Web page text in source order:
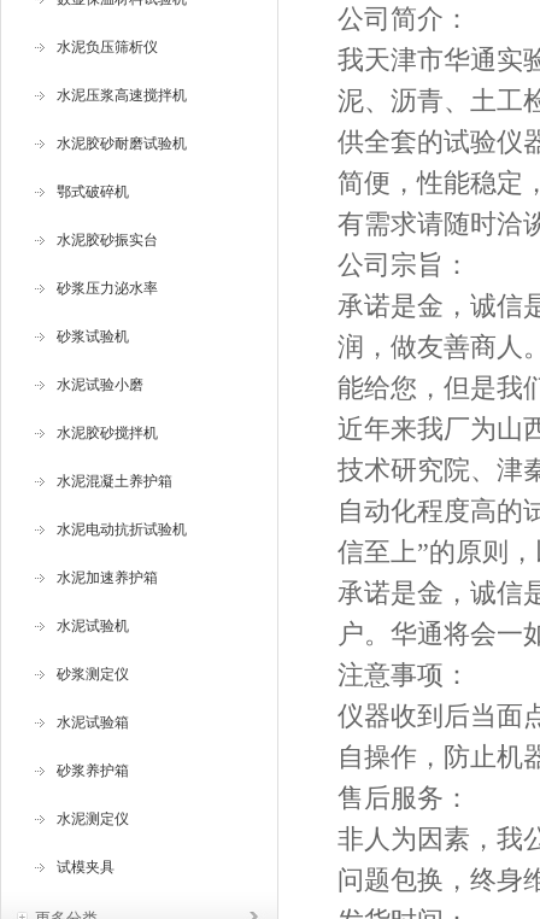
水泥负压筛析仪
水泥压浆高速搅拌机
水泥胶砂耐磨试验机
鄂式破碎机
水泥胶砂振实台
砂浆压力泌水率
砂浆试验机
水泥试验小磨
水泥胶砂搅拌机
水泥混凝土养护箱
水泥电动抗折试验机
水泥加速养护箱
水泥试验机
砂浆测定仪
水泥试验箱
砂浆养护箱
水泥测定仪
试模夹具
公司简介：
我天津市华通实
泥、沥青、土工
供全套的试验仪
简便，性能稳定
有需求请随时洽
公司宗旨：
承诺是金，诚信
润，做友善商人
能给您，但是我
近年来我厂为山
技术研究院、津
自动化程度高的
信至上”的原则
承诺是金，诚信
户。华通将会一
注意事项：
仪器收到后当面
自操作，防止机
售后服务：
非人为因素，我
问题包换，终身